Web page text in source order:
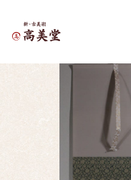
ホーム作品一覧